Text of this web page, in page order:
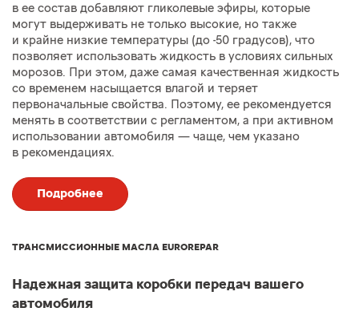
в ее состав добавляют гликолевые эфиры, которые
могут выдерживать не только высокие, но также
и крайне низкие температуры (до -50 градусов), что
позволяет использовать жидкость в условиях сильных
морозов. При этом, даже самая качественная жидкость
со временем насыщается влагой и теряет
первоначальные свойства. Поэтому, ее рекомендуется
менять в соответствии с регламентом, а при активном
использовании автомобиля — чаще, чем указано
в рекомендациях.
Подробнее
ТРАНСМИССИОННЫЕ МАСЛА EUROREPAR
Надежная защита коробки передач вашего
автомобиля